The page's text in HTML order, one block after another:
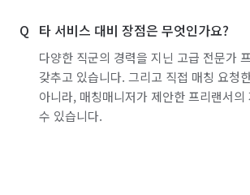
타 서비스 대비 장점은 무엇인가요?
다양한 직군의 경력을 지닌 고급 전문가
갖추고 있습니다. 그리고 직접 매칭 요청
아니라, 매칭매니저가 제안한 프리랜서
수 있습니다.